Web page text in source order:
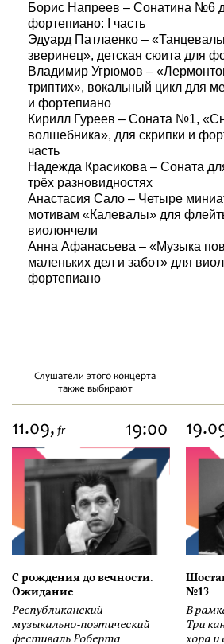
Борис Напреев – Сонатина №6
фортепиано: I часть
Эдуард Патлаенко –
зверинец», детская сюита для
Владимир Угрюмов –
триптих», вокальный цикл для
и фортепиано
Кирилл Гуреев – Соната №1,
волшебника», для скрипки и
часть
Надежда Красикова – Соната
трёх разновидностях
Анастасия Сало – Четыре
мотивам «Калевалы» для
виолончели
Анна Афанасьева – «Музыка
маленьких дел и забот» для
фортепиано
Слушатели этого концерта
также выбирают
11.09, fr 19:00
С рождения до вечности.
Ожидание
Республиканский
музыкально-поэтический
фестиваль Роберта
№13
В
Три
хора и